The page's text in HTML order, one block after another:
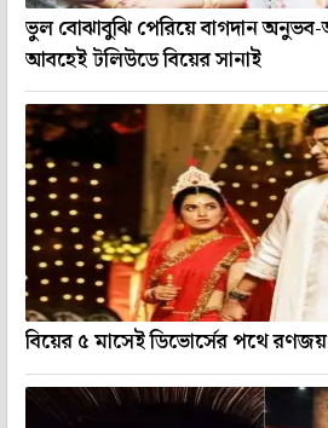
ভুল বোঝাবুঝি পেরিয়ে বাগদান অনুভব-
আবহেই টলিউডে বিয়ের সানাই
বিয়ের ৫ মাসেই ডিভোর্সের পথে